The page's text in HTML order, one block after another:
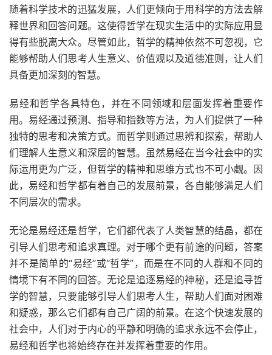
随着科学技术的迅猛发展，人们更倾向于用科学的方法去解
释世界和回答问题。这使得哲学在现实生活中的实际应用显
得有些脱离大众。尽管如此，哲学的精神依然不可忽视，它
能够帮助人们思考人生意义、价值观以及道德准则，让人们
具备更加深刻的智慧。
易经和哲学各具特色，并在不同领域和层面发挥着重要作
用。易经通过预测、指导和指数等方法，为人们提供了一种
独特的思考和决策方式。而哲学则通过思辨和探索，帮助人
们理解人生意义和深层的智慧。虽然易经在当今社会中的实
际运用更为广泛，但哲学的精神和思维方式也不可小觑。因
此，易经和哲学都有着自己的发展前景，各自能够满足人们
不同层次的需求。
无论是易经还是哲学，它们都代表了人类智慧的结晶，都在
引导人们思考和追求真理。对于哪个更有前途的问题，答案
并不是简单的“易经”或“哲学”，而是在不同的人群和不同的
情境下有不同的回答。无论是追逐易经的神秘，还是追寻哲
学的智慧，只要能够引导人们思考人生，帮助人们面对困难
和疑惑，那么它们都有自己广阔的前景。在这个快速发展的
社会中，人们对于内心的平静和明确的追求永远不会停止，
易经和哲学也将始终存在并发挥着重要的作用。